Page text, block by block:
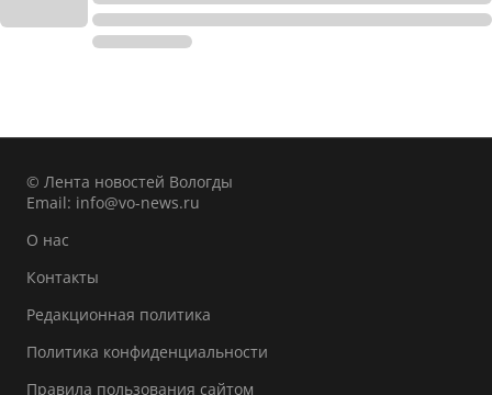
© Лента новостей Вологды
Email: info@vo-news.ru
О нас
Контакты
Редакционная политика
Политика конфиденциальности
Правила пользования сайтом